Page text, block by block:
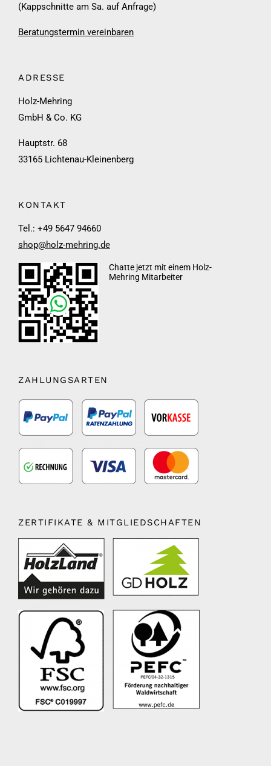
(Kappschnitte am Sa. auf Anfrage)
Beratungstermin vereinbaren
ADRESSE
Holz-Mehring
GmbH & Co. KG
Hauptstr. 68
33165 Lichtenau-Kleinenberg
KONTAKT
Tel.: +49 5647 94660
shop@holz-mehring.de
Chatte jetzt mit einem Holz-
Mehring Mitarbeiter
ZAHLUNGSARTEN
ZERTIFIKATE & MITGLIEDSCHAFTEN